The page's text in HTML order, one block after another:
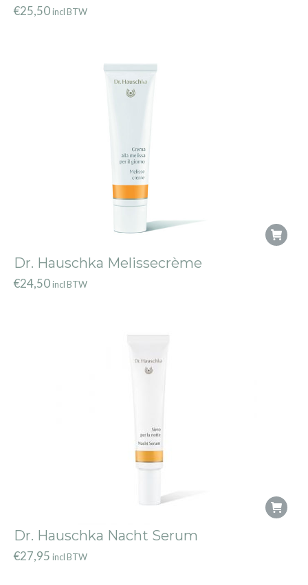
€25,50 incl BTW
Dr. Hauschka Melissecrème
€24,50 incl BTW
Dr. Hauschka Nacht Serum
€27,95 incl BTW